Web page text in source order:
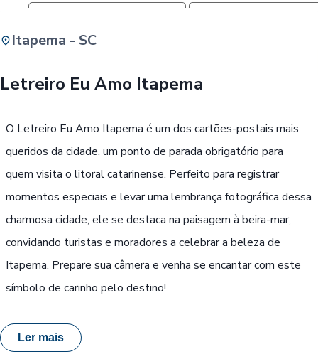
Itapema - SC
Letreiro Eu Amo Itapema
O Letreiro Eu Amo Itapema é um dos cartões-postais mais
queridos da cidade, um ponto de parada obrigatório para
quem visita o litoral catarinense. Perfeito para registrar
momentos especiais e levar uma lembrança fotográfica dessa
charmosa cidade, ele se destaca na paisagem à beira-mar,
convidando turistas e moradores a celebrar a beleza de
Itapema. Prepare sua câmera e venha se encantar com este
símbolo de carinho pelo destino!
Ler mais